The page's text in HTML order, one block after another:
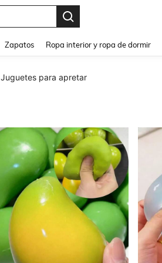
Zapatos Ropa interior y ropa de dormir
Juguetes para apretar